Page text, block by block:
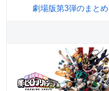
劇場版第3弾のまとめ